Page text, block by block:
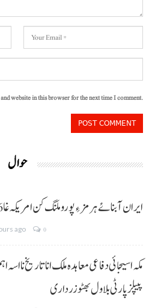
website in this browser for the next time I comment.
حوال
ایران آبنائے ہرمز ءِ پورو ملنگ کن امریکہ غا 6 شڑت تخا
ago 0
مکہ اسیجائی دفاعی معاہدہ ملک انا تاریخ نا
پیپلز پارٹی بلاول بھٹو زرداری